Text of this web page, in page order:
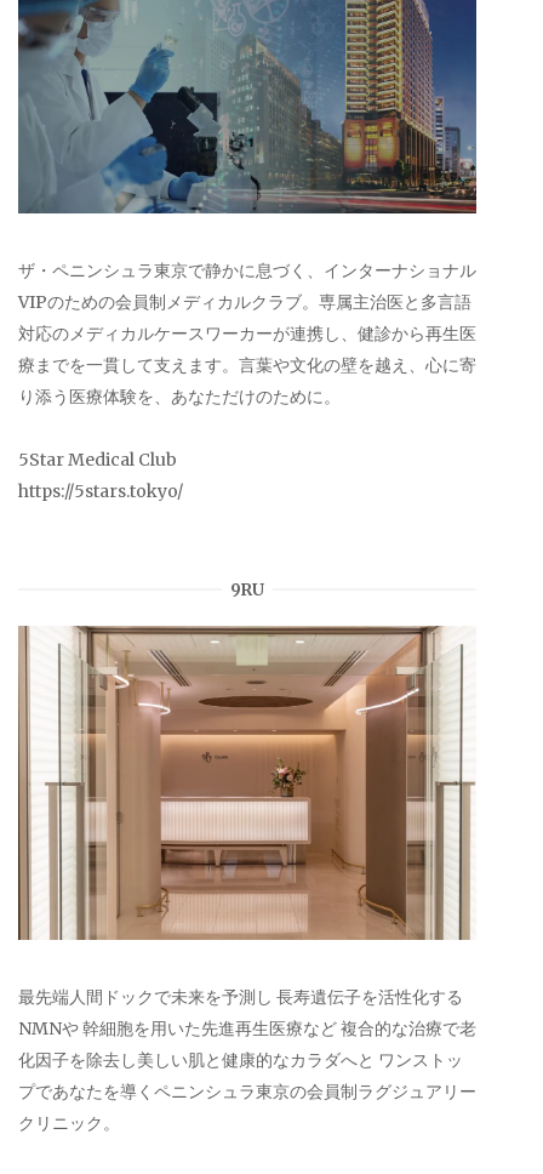
ザ・ペニンシュラ東京で静かに息づく、インターナショナル
VIPのための会員制メディカルクラブ。専属主治医と多言語
対応のメディカルケースワーカーが連携し、健診から再生医
療までを一貫して支えます。言葉や文化の壁を越え、心に寄
り添う医療体験を、あなただけのために。
5Star Medical Club
https://5stars.tokyo/
9RU
最先端人間ドックで未来を予測し 長寿遺伝子を活性化する
NMNや 幹細胞を用いた先進再生医療など 複合的な治療で老
化因子を除去し美しい肌と健康的なカラダへと ワンストッ
プであなたを導くペニンシュラ東京の会員制ラグジュアリー
クリニック。